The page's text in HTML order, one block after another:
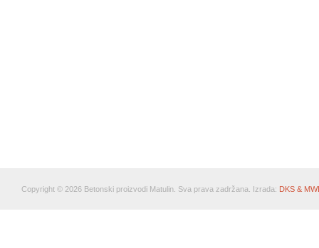
Copyright © 2026 Betonski proizvodi Matulin. Sva prava zadržana. Izrada: DKS &